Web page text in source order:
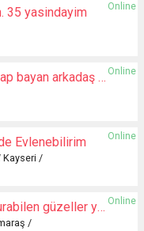
Online
35 yasindayim
Online
Ciddi evlenecek whatsap bayan arkadaş arıyorum
Online
Evlenebilirim
Kayseri /
Online
güzel Ahlaklı empati kurabilen güzeller yazsın
/